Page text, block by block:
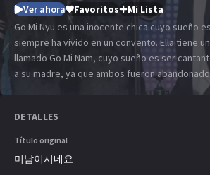
Ver ahora Favoritos
Mi Lista
Go Mi Nyu es una inocente chica cuyo sueño
siempre ha vivido en un convento. Ella tiene
llamado Go Mi Nam, cuyo sueño es ser cantante para poder conocer
a su madre, ya que ambos fueron abandonados en un orfanato al
que ha sido elegido para convertirse en el cuarto miembro de
A.N.JELL, la banda más popular de Corea. Al integrarse a la banda,
identidad. Esto le es difícil puesto que tiene que convivir con los
DETALLES
Título original
미남이시네요